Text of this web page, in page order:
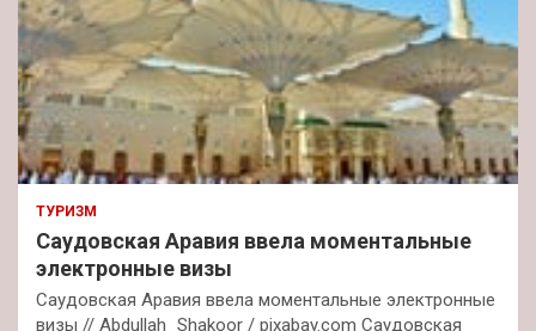
ТУРИЗМ
Саудовская Аравия ввела моментальные
электронные визы
Саудовская Аравия ввела моментальные электронные
визы // Abdullah_Shakoor / pixabay.com Саудовская